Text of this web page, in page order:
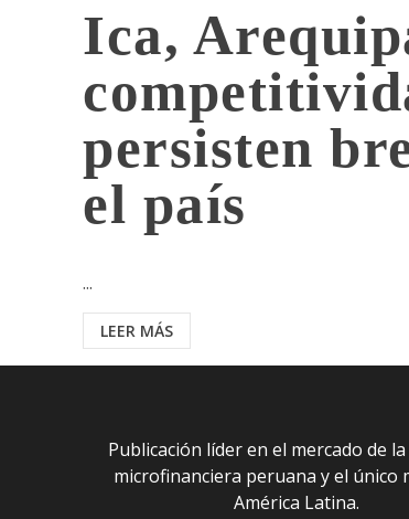
Ica,
persisten
el país
...
LEER MÁS
Publicación líder en el mercado de
microfinanciera peruana y el único
América Latina.